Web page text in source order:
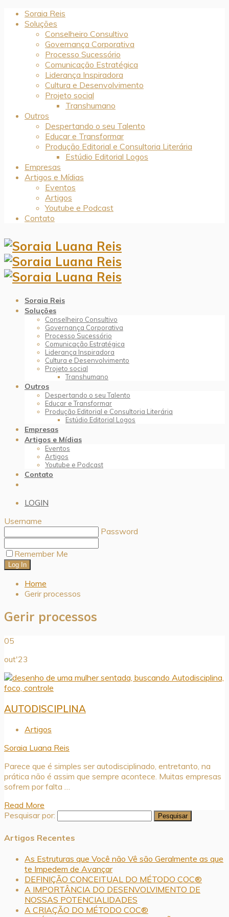
Soraia Reis
Soluções
Conselheiro Consultivo
Governança Corporativa
Processo Sucessório
Comunicação Estratégica
Liderança Inspiradora
Cultura e Desenvolvimento
Projeto social
Transhumano
Outros
Despertando o seu Talento
Educar e Transformar
Produção Editorial e Consultoria Literária
Estúdio Editorial Logos
Empresas
Artigos e Mídias
Eventos
Artigos
Youtube e Podcast
Contato
Soraia Reis
Soluções
Conselheiro Consultivo
Governança Corporativa
Processo Sucessório
Comunicação Estratégica
Liderança Inspiradora
Cultura e Desenvolvimento
Projeto social
Transhumano
Outros
Despertando o seu Talento
Educar e Transformar
Produção Editorial e Consultoria Literária
Estúdio Editorial Logos
Empresas
Artigos e Mídias
Eventos
Artigos
Youtube e Podcast
Contato
LOGIN
Username
Password
Remember Me
Home
Gerir processos
Gerir processos
05
out'23
AUTODISCIPLINA
Artigos
Soraia Luana Reis
Parece que é simples ser autodisciplinado, entretanto, na
prática não é assim que sempre acontece. Muitas empresas
sofrem por falta …
Read More
Pesquisar por:
Artigos Recentes
As Estruturas que Você não Vê são Geralmente as que
te Impedem de Avançar
DEFINIÇÃO CONCEITUAL DO MÉTODO COC®
A IMPORTÂNCIA DO DESENVOLVIMENTO DE
NOSSAS POTENCIALIDADES
A CRIAÇÃO DO MÉTODO COC®